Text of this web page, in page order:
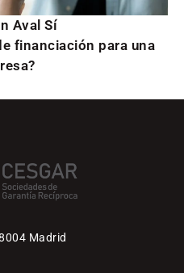
Aval Sí
financiación para una
Madrid